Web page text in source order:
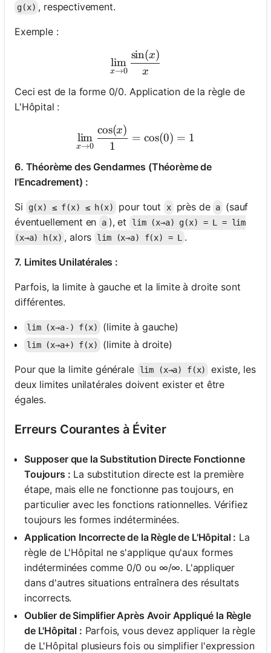
g(x) , respectivement.
Exemple :
\lim_{x \to 0}
x→0
lim
x
sin(x)
Ceci est de la forme 0/0. Application de la règle de
L'Hôpital :
\lim_{x \to 0}
x→0
lim
1
cos(x)
= cos(0) = 1
6. Théorème des Gendarmes (Théorème de
l'Encadrement) :
Si g(x) ≤ f(x) ≤ h(x) pour tout x près de a
(sauf
éventuellement en
a ), et
lim (x→a) g(x) = L = lim
(x→a) h(x) , alors lim (x→a) f(x) = L .
7. Limites Unilatérales :
Parfois, la limite à gauche et la limite à droite sont
différentes.
lim (x→a-) f(x) (limite à gauche)
lim (x→a+) f(x) (limite à droite)
Pour que la limite générale lim (x→a) f(x)
existe, les
deux limites unilatérales doivent exister et être
égales.
Erreurs Courantes à Éviter
Supposer que la Substitution Directe Fonctionne
Toujours : La substitution directe est la première
étape, mais elle ne fonctionne pas toujours, en
particulier avec les fonctions rationnelles. Vérifiez
toujours les formes indéterminées.
Application Incorrecte de la Règle de L'Hôpital : La
règle de L'Hôpital ne s'applique qu'aux formes
indéterminées comme 0/0 ou ∞/∞. L'appliquer
dans d'autres situations entraînera des résultats
incorrects.
Oublier de Simplifier Après Avoir Appliqué la Règle
de L'Hôpital : Parfois, vous devez appliquer la règle
de L'Hôpital plusieurs fois ou simplifier l'expression